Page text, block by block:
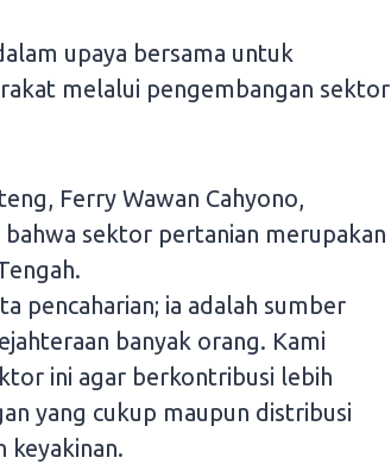
upaya bersama untuk
melalui pengembangan sektor
Ferry Wawan Cahyono,
sektor pertanian merupakan
pencaharian; ia adalah sumber
banyak orang. Kami
ini agar berkontribusi lebih
yang cukup maupun distribusi
keyakinan.